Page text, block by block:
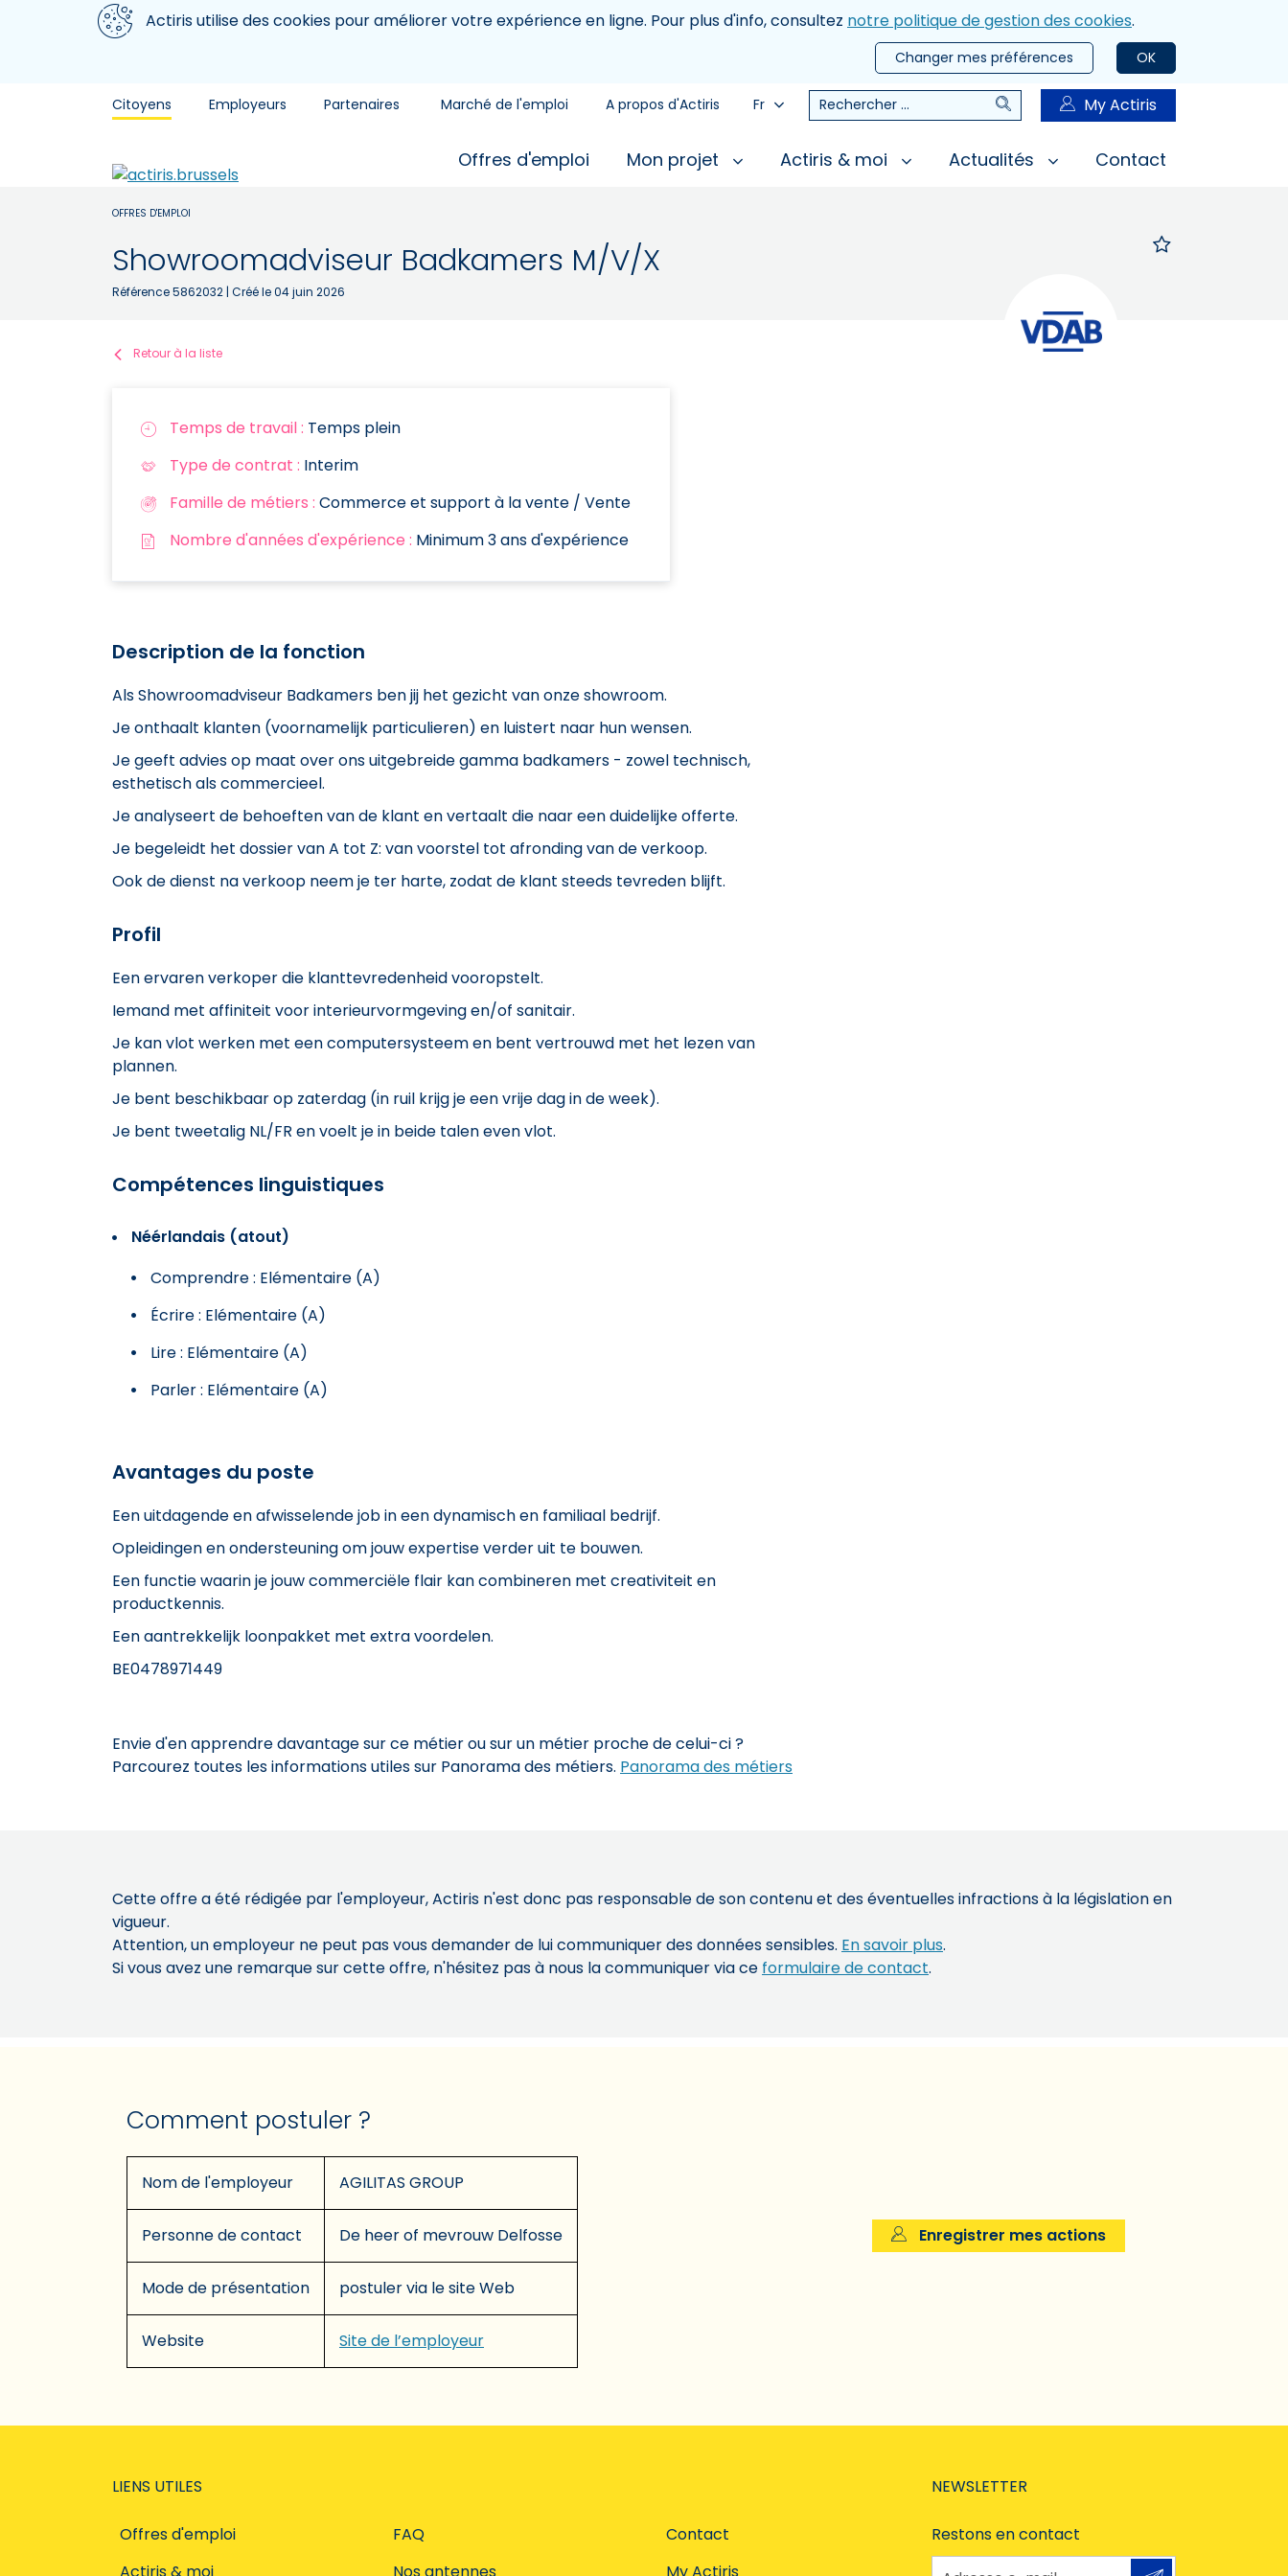
Aller au contenu principal
Nous utilisons des cookiesActiris utilise des cookies pour améliorer votre expérience en ligne. Pour plus d'info, consultez notre politique de gestion des cookies.
OK
Changer mes préférences
Citoyens Employeurs Partenaires Marché de l'emploi A propos d'Actiris Fr Rechercher RechercherMy Actiris
Offres d'emploi Mon projet Actiris & moi Actualités Contact
OFFRES D'EMPLOI
Showroomadviseur Badkamers M/V/X
Référence 5862032 | Créé le 04 juin 2026
Retour à la liste
Temps de travail : Temps plein
Type de contrat : Interim
Famille de métiers : Commerce et support à la vente / Vente
Nombre d'années d'expérience : Minimum 3 ans d'expérience
Description de la fonction
Als Showroomadviseur Badkamers ben jij het gezicht van onze showroom.
Je onthaalt klanten (voornamelijk particulieren) en luistert naar hun wensen.
Je geeft advies op maat over ons uitgebreide gamma badkamers - zowel technisch,
esthetisch als commercieel.
Je analyseert de behoeften van de klant en vertaalt die naar een duidelijke offerte.
Je begeleidt het dossier van A tot Z: van voorstel tot afronding van de verkoop.
Ook de dienst na verkoop neem je ter harte, zodat de klant steeds tevreden blijft.
Profil
Een ervaren verkoper die klanttevredenheid vooropstelt.
Iemand met affiniteit voor interieurvormgeving en/of sanitair.
Je kan vlot werken met een computersysteem en bent vertrouwd met het lezen van
plannen.
Je bent beschikbaar op zaterdag (in ruil krijg je een vrije dag in de week).
Je bent tweetalig NL/FR en voelt je in beide talen even vlot.
Compétences linguistiques
Néérlandais (atout)
Comprendre : Elémentaire (A)
Écrire : Elémentaire (A)
Lire : Elémentaire (A)
Parler : Elémentaire (A)
Avantages du poste
Een uitdagende en afwisselende job in een dynamisch en familiaal bedrijf.
Opleidingen en ondersteuning om jouw expertise verder uit te bouwen.
Een functie waarin je jouw commerciële flair kan combineren met creativiteit en
productkennis.
Een aantrekkelijk loonpakket met extra voordelen.
BE0478971449
Envie d'en apprendre davantage sur ce métier ou sur un métier proche de celui-ci ?
Parcourez toutes les informations utiles sur Panorama des métiers. Panorama des métiers
Cette offre a été rédigée par l'employeur, Actiris n'est donc pas responsable de son contenu et des éventuelles infractions à la législation en
vigueur.
Attention, un employeur ne peut pas vous demander de lui communiquer des données sensibles. En savoir plus.
Si vous avez une remarque sur cette offre, n'hésitez pas à nous la communiquer via ce formulaire de contact.
Comment postuler ?
Nom de l'employeur AGILITAS GROUP
Personne de contact De heer of mevrouw Delfosse
Mode de présentation postuler via le site Web
Website Site de l’employeur
Enregistrer mes actions
LIENS UTILES
Offres d'emploi
Actiris & moi
FAQ
Nos antennes
Contact
My Actiris
NEWSLETTER
Restons en contact
Adresse e-mail